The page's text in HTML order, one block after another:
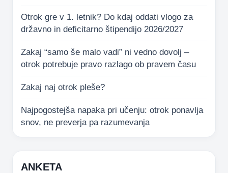
Otrok gre v 1. letnik? Do kdaj oddati vlogo za
državno in deficitarno štipendijo 2026/2027
Zakaj “samo še malo vadi” ni vedno dovolj –
otrok potrebuje pravo razlago ob pravem času
Zakaj naj otrok pleše?
Najpogostejša napaka pri učenju: otrok ponavlja
snov, ne preverja pa razumevanja
ANKETA